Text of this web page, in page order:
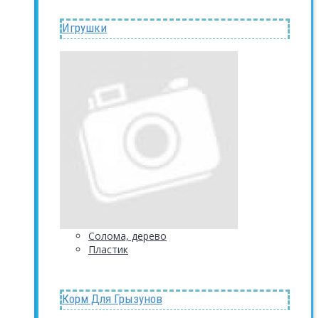
Игрушки
Солома, дерево
Пластик
Корм Для Грызунов